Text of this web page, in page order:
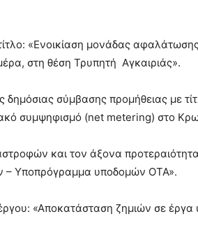
«Ενοικίαση μονάδας
στη θέση Τρυπητή Αγκαιριάς».
σύμβασης προμήθειας με
συμψηφισμό (net metering) στο
και τον άξονα
– Υποπρόγραμμα υποδομών ΟΤΑ».
«Αποκατάσταση ζημιών σε έργα